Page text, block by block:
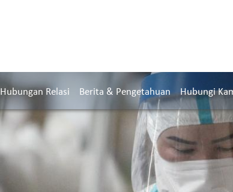
Hubungan Relasi Berita & Pengetahuan Hubungi